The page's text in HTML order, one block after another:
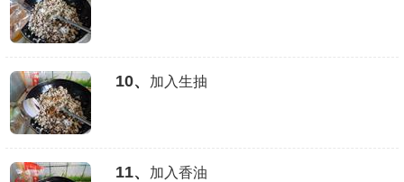
10、 加入生抽
11、 加入香油